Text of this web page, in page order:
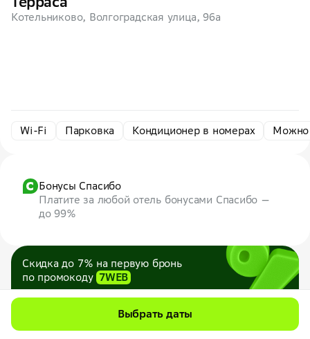
Котельниково, Волгоградская улица, 96а
Wi-Fi Парковка Кондиционер в номерах Можно
Бонусы Спасибо
Платите за любой отель бонусами Спасибо —
до 99%
Скидка до 7% на первую бронь
по промокоду 7WEB
Максимум — 1000 ₽
Выбрать даты